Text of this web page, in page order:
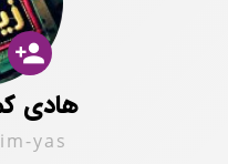
person_add
هادی
yas